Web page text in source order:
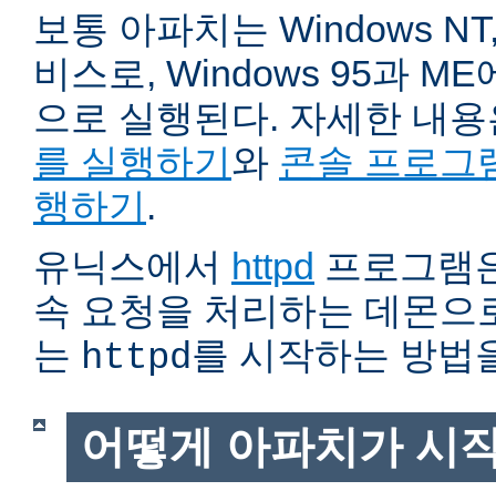
보통 아파치는 Windows
비스로, Windows 95과 ME
으로 실행된다. 자세한 내
를 실행하기와 콘솔 프로그
행하기 .
유닉스에서 httpd 프로그램
속 요청을 처리하는 데몬으
는 httpd를 시작하는 방법
어떻게 아파치가 시